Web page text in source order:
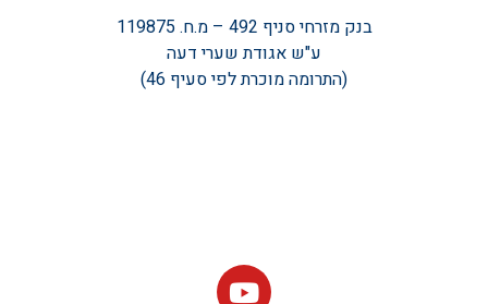
בנק מזרחי סניף 492 – מ.ח. 119875
ע"ש אגודת שערי דעה
(התרומה מוכרת לפי סעיף 46)